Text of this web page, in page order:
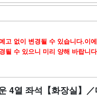
고 없이 변경될 수 있습니다.이
될 수 있으니 미리 양해 바랍니
4열 좌석【화장실】